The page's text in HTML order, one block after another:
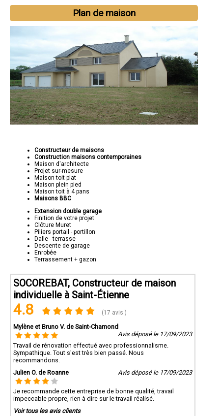
Plan de maison
Constructeur de maisons
Construction maisons contemporaines
Maison d'architecte
Projet sur-mesure
Maison toit plat
Maison plein pied
Maison toit à 4 pans
Maisons BBC
Extension double garage
Finition de votre projet
Clôture Muret
Piliers portail - portillon
Dalle - terrasse
Descente de garage
Enrobée
Terrassement + gazon
SOCOREBAT, Constructeur de maison
individuelle à Saint-Étienne
4.8 (17 avis )
Mylène et Bruno V. de Saint-Chamond
Avis déposé le 17/09/2023
Travail de rénovation effectué avec professionnalisme.
Sympathique. Tout s'est très bien passé. Nous
recommandons.
Julien O. de Roanne
Avis déposé le 17/09/2023
Je recommande cette entreprise de bonne qualité, travail
impeccable propre, rien à dire sur le travail réalisé.
Voir tous les avis clients